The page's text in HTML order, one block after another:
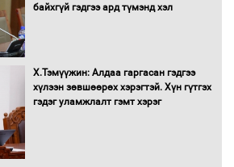
чиглэлийн төмөр замыг ашиглалтад
оруулахаар бэлтгэж байна
байхгүй гэдгээ ард түмэнд хэл
Х.Тэмүүжин: Алдаа гаргасан гэдгээ
хүлээн зөвшөөрөх хэрэгтэй. Хүн гүтгэх
гэдэг уламжлалт гэмт хэрэг